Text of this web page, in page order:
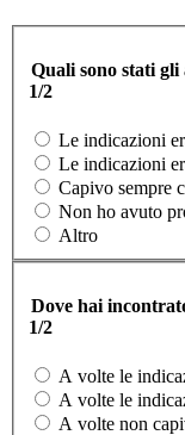
Quali sono stati
1/2
Le indicazioni
Le indicazioni
Capivo sempre
Non ho avuto
Altro
Dove hai
1/2
A volte le
A volte le
A volte non